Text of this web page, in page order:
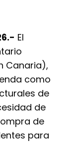
El
Canaria),
como
de
de
de
para